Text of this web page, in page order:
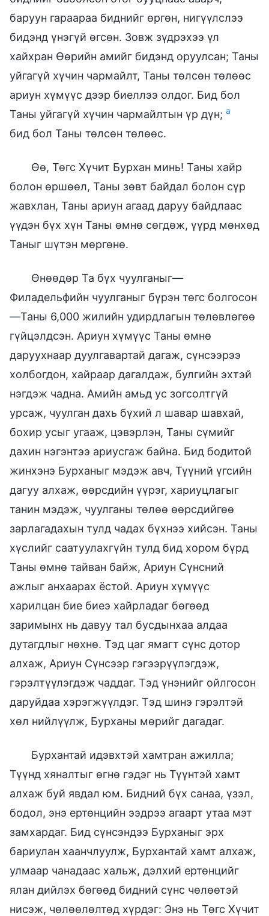
баруун гараараа биднийг өргөн, нигүүлслээ
бидэнд үнэгүй өгсөн. Зовж зүдрэхээ үл
хайхран Өөрийн амийг бидэнд оруулсан; Таны
уйгагүй хүчин чармайлт, Таны төлсөн төлөөс
ариун хүмүүс дээр биеллээ олдог. Бид бол
Таны уйгагүй хүчин чармайлтын үр дүн; а
бид бол Таны төлсөн төлөөс.
Өө, Төгс Хүчит Бурхан минь! Таны хайр
болон өршөөл, Таны зөвт байдал болон сүр
жавхлан, Таны ариун агаад даруу байдлаас
үүдэн бүх хүн Таны өмнө сөгдөж, үүрд мөнхөд
Таныг шүтэн мөргөнө.
Өнөөдөр Та бүх чуулганыг—
Филадельфийн чуулганыг бүрэн төгс болгосон
—Таны 6,000 жилийн удирдлагын төлөвлөгөө
гүйцэлдсэн. Ариун хүмүүс Таны өмнө
даруухнаар дуулгавартай дагаж, сүнсээрээ
холбогдон, хайраар дагалдаж, булгийн эхтэй
нэгдэж чадна. Амийн амьд ус зогсолтгүй
урсаж, чуулган дахь бүхий л шавар шавхай,
бохир усыг угааж, цэвэрлэн, Таны сүмийг
дахин нэгэнтээ ариусгаж байна. Бид бодитой
жинхэнэ Бурханыг мэдэж авч, Түүний үгсийн
дагуу алхаж, өөрсдийн үүрэг, хариуцлагыг
танин мэдэж, чуулганы төлөө өөрсдийгөө
зарлагадахын тулд чадах бүхнээ хийсэн. Таны
хүслийг саатуулахгүйн тулд бид хором бүрд
Таны өмнө тайван байж, Ариун Сүнсний
ажлыг анхаарах ёстой. Ариун хүмүүс
харилцан бие биеэ хайрладаг бөгөөд
заримынх нь давуу тал бусдынхаа алдаа
дутагдлыг нөхнө. Тэд цаг ямагт сүнс дотор
алхаж, Ариун Сүнсээр гэгээрүүлэгдэж,
гэрэлтүүлэгдэж чаддаг. Тэд үнэнийг ойлгосон
даруйдаа хэрэгжүүлдэг. Тэд шинэ гэрэлтэй
хөл нийлүүлж, Бурханы мөрийг дагадаг.
Бурхантай идэвхтэй хамтран ажилла;
Түүнд хяналтыг өгнө гэдэг нь Түүнтэй хамт
алхаж буй явдал юм. Бидний бүх санаа, үзэл,
бодол, энэ ертөнцийн ээдрээ агаарт утаа мэт
замхардаг. Бид сүнсэндээ Бурханыг эрх
бариулан хаанчлуулж, Бурхантай хамт алхаж,
улмаар чанадаас хальж, дэлхий ертөнцийг
ялан дийлэх бөгөөд бидний сүнс чөлөөтэй
нисэж, чөлөөлөлтөд хүрдэг: Энэ нь Төгс Хүчит